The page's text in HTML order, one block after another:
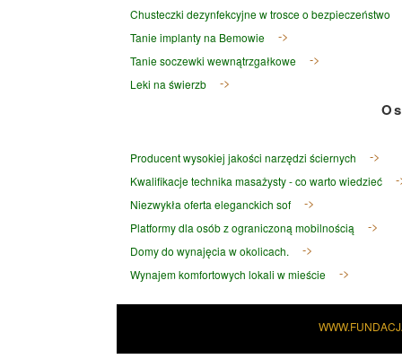
Chusteczki dezynfekcyjne w trosce o bezpieczeństwo
Tanie implanty na Bemowie
Tanie soczewki wewnątrzgałkowe
Leki na świerzb
Producent wysokiej jakości narzędzi ściernych
Kwalifikacje technika masażysty - co warto wiedzieć
Niezwykła oferta eleganckich sof
Platformy dla osób z ograniczoną mobilnością
Domy do wynajęcia w okolicach.
Wynajem komfortowych lokali w mieście